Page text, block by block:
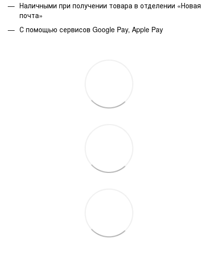
Наличными при получении товара в отделении «Новая
почта»
С помощью сервисов Google Pay, Apple Pay